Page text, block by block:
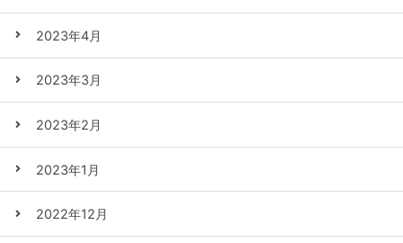
2023年4月
2023年3月
2023年2月
2023年1月
2022年12月